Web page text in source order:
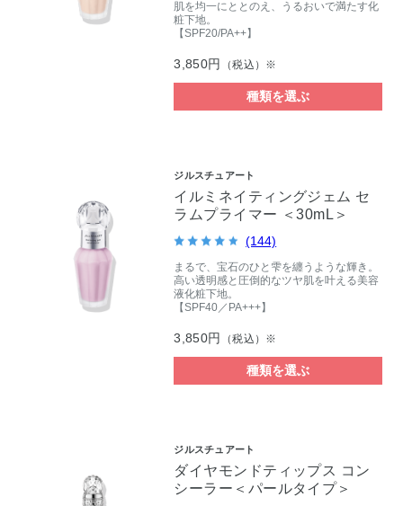
肌を均一にととのえ、うるおいで満たす化
粧下地。
【SPF20/PA++】
3,850円 （税込）※
種類を選ぶ
ジルスチュアート
イルミネイティングジェム セ
ラムプライマー ＜30mL＞
(144)
まるで、宝石のひと雫を纏うような輝き。
高い透明感と圧倒的なツヤ肌を叶える美容
液化粧下地。
【SPF40／PA+++】
3,850円 （税込）※
種類を選ぶ
ジルスチュアート
ダイヤモンドティップス コン
シーラー＜パールタイプ＞